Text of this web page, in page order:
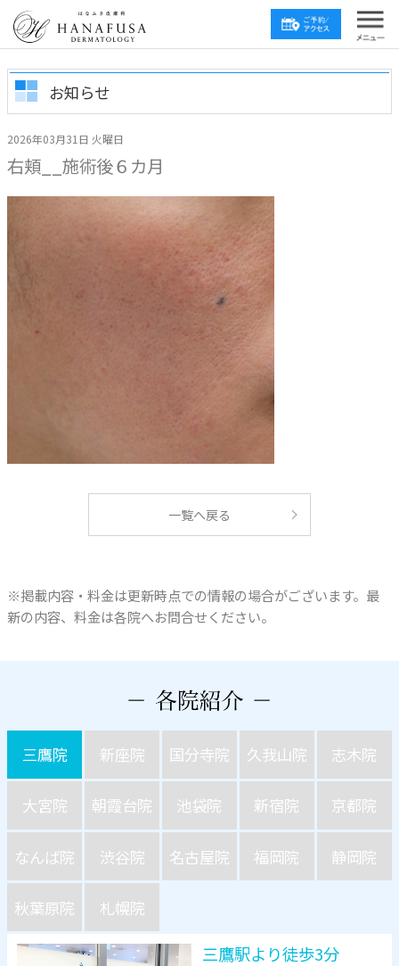
お知らせ
2026年03月31日 火曜日
右頬__施術後６カ月
一覧へ戻る
※掲載内容・料金は更新時点での情報の場合がございます。最
新の内容、料金は各院へお問合せください。
三鷹院 新座院 国分寺院 久我山院 志木院
大宮院 朝霞台院 池袋院 新宿院 京都院
なんば院 渋谷院 名古屋院 福岡院 静岡院
秋葉原院 札幌院
三鷹駅より徒歩3分